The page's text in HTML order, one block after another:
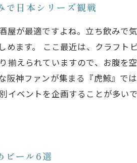
で日本シリーズ観戦
屋が最適ですよね。立ち飲み
めます。 ここ最近は、クラフ
揃えられていますので、お腹
阪神ファンが集まる『虎鯨』で
イベントを企画することが多
ビール6選